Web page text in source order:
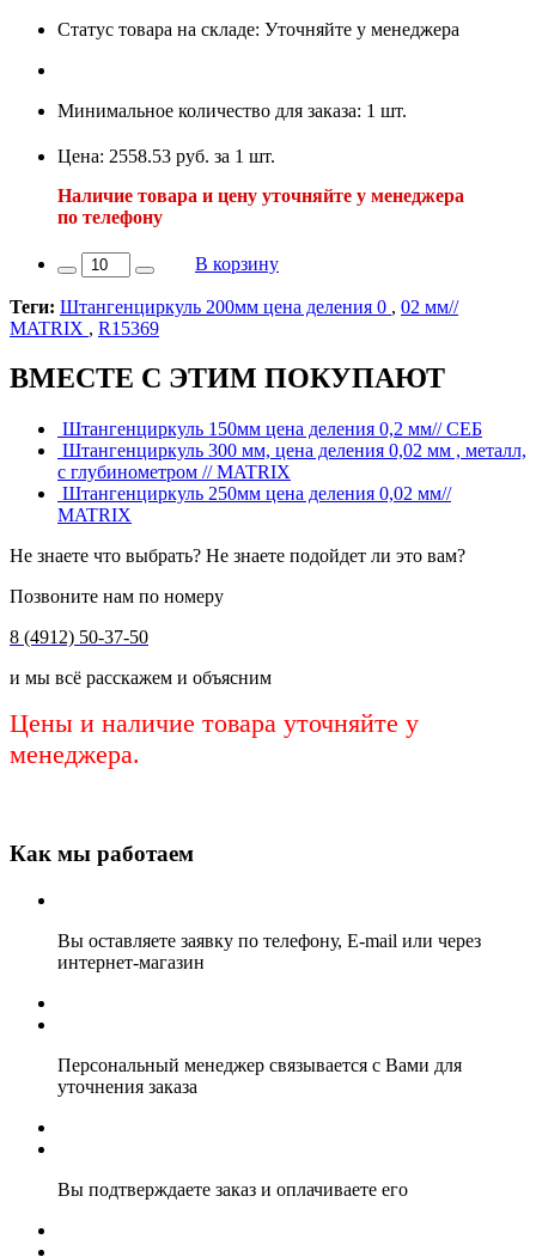
Статус товара на складе: Уточняйте у менеджера
Минимальное количество для заказа: 1 шт.
Цена: 2558.53 руб. за 1 шт.
Наличие товара и цену уточняйте у менеджера
по телефону
В корзину
Теги: Штангенциркуль 200мм цена деления 0 , 02 мм//
MATRIX , R15369
ВМЕСТЕ С ЭТИМ ПОКУПАЮТ
Штангенциркуль 150мм цена деления 0,2 мм// СЕБ
Штангенциркуль 300 мм, цена деления 0,02 мм , металл,
с глубинометром // MATRIX
Штангенциркуль 250мм цена деления 0,02 мм//
MATRIX
Не знаете что выбрать? Не знаете подойдет ли это вам?
Позвоните нам по номеру
8 (4912) 50-37-50
и мы всё расскажем и объясним
Цены и наличие товара уточняйте у
менеджера.
Как мы работаем
Вы оставляете заявку по телефону, E-mail или через
интернет-магазин
Персональный менеджер связывается с Вами для
уточнения заказа
Вы подтверждаете заказ и оплачиваете его